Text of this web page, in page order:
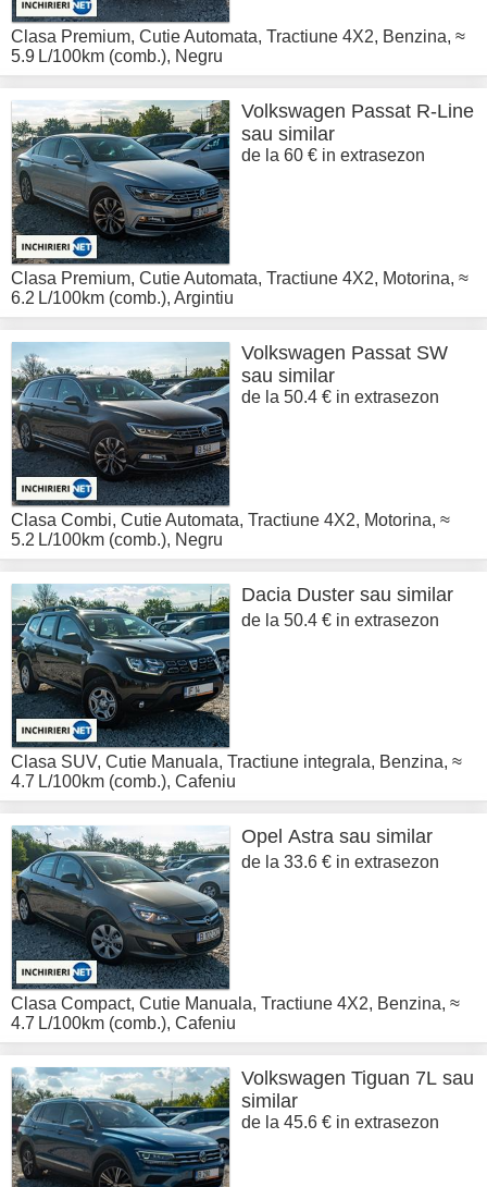
Clasa Premium, Cutie Automata, Tractiune 4X2, Benzina, ≈
5.9 L/100km (comb.), Negru
Volkswagen Passat R-Line
sau similar
de la 60 € in extrasezon
Clasa Premium, Cutie Automata, Tractiune 4X2, Motorina, ≈
6.2 L/100km (comb.), Argintiu
Volkswagen Passat SW
sau similar
de la 50.4 € in extrasezon
Clasa Combi, Cutie Automata, Tractiune 4X2, Motorina, ≈
5.2 L/100km (comb.), Negru
Dacia Duster sau similar
de la 50.4 € in extrasezon
Clasa SUV, Cutie Manuala, Tractiune integrala, Benzina, ≈
4.7 L/100km (comb.), Cafeniu
Opel Astra sau similar
de la 33.6 € in extrasezon
Clasa Compact, Cutie Manuala, Tractiune 4X2, Benzina, ≈
4.7 L/100km (comb.), Cafeniu
Volkswagen Tiguan 7L sau
similar
de la 45.6 € in extrasezon